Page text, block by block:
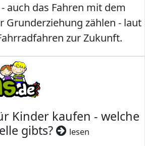
auch das Fahren mit dem
Grunderziehung zählen - laut
zur Zukunft.
Kinder kaufen - welche
gibts?
lesen